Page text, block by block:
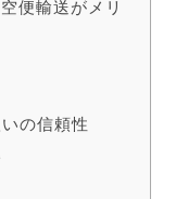
便輸送がメリ
の信頼性